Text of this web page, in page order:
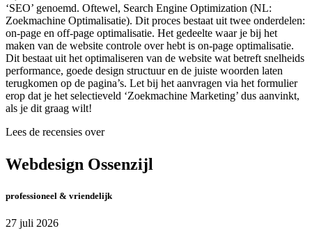
‘SEO’ genoemd. Oftewel, Search Engine Optimization (NL:
Zoekmachine Optimalisatie). Dit proces bestaat uit twee onderdelen:
on-page en off-page optimalisatie. Het gedeelte waar je bij het
maken van de website controle over hebt is on-page optimalisatie.
Dit bestaat uit het optimaliseren van de website wat betreft snelheids
performance, goede design structuur en de juiste woorden laten
terugkomen op de pagina’s. Let bij het aanvragen via het formulier
erop dat je het selectieveld ‘Zoekmachine Marketing’ dus aanvinkt,
als je dit graag wilt!
Lees de recensies over
Webdesign Ossenzijl
professioneel & vriendelijk
27 juli 2026